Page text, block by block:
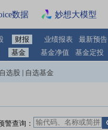
数据 妙想大模型
财报 业绩报表 最新预告
基金 基金净值 基金定投
自选股 自选基金
警查询：